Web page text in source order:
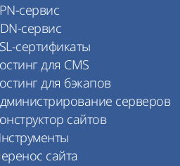
сервис
сервис
сертификаты
для CMS
для бэкапов
серверов
сайтов
сайта